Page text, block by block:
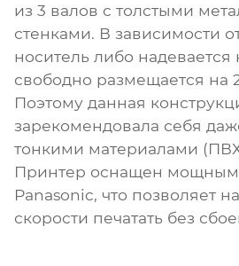
из 3 валов с толстыми
стенками. В зависимости
носитель либо надевается
свободно размещается на
Поэтому данная
зарекомендовала себя
тонкими материалами
Принтер оснащен
Panasonic, что позволяет
скорости печатать без